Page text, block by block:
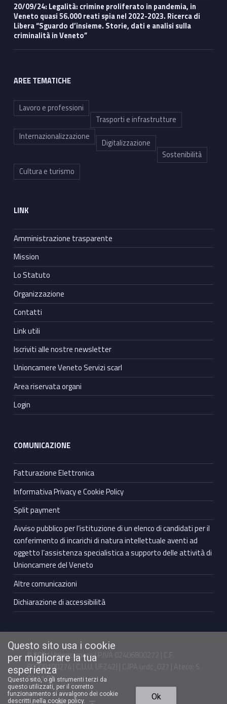
20/09/24: Legalità: crimine proliferato in pandemia, in
Veneto quasi 56.000 reati spia nel 2022-2023. Ricerca di
Libera “Sguardo d’insieme. Storie, dati e analisi sulla
criminalità in Veneto”
AREE TEMATICHE
Lavoro e professioni
Trasporti e infrastrutture
Internazionalizzazione
Digitalizzazione
Sostenibilità
Cultura e turismo
LINK
Amministrazione trasparente
Mission
Lo Statuto
Organizzazione
Contatti
Link utili
Iscriviti alle nostre newsletter
Unioncamere Veneto Servizi scarl
Area riservata organi
Login
COMUNICAZIONE
Fatturazione Elettronica
Informativa Privacy e Cookie Policy
Split payment
Avviso pubblico per l’istituzione di un elenco di candidati per il
conferimento di incarichi di natura intellettuale aventi ad
oggetto l’assistenza specialistica a supporto delle attività di
Unioncamere del Veneto
Altre comunicazioni
Dichiarazione di accessibilità
© 2021 Unioncamere | P.IVA 02406800272 | C.F.
80009100274 | C.U.U. UFZ42J | C.IPA urdc_027 | Ateco: S
94.11.00
Facebook Unioncamere VenetoTwitter Unioncamere VenetoYoutube Unioncamere VenetoLinkedin Unioncamere Veneto Torna in cima ↑
Questo sito usa i cookie
per migliorare la tua
esperienza
Questo sito, o gli strumenti terzi da
questo utilizzati, per il corretto
funzionamento si avvalgono dei cookie
descritti nella cookie policy.
Ok